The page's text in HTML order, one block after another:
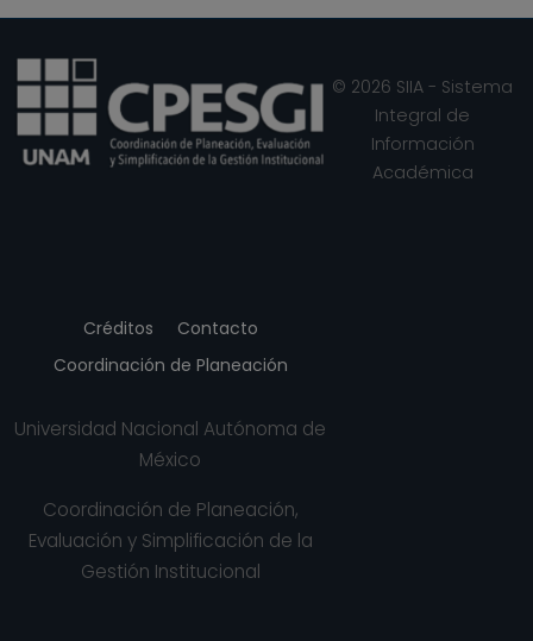
Créditos
Contacto
Coordinación de Planeación
Universidad Nacional Autónoma de
México
Coordinación de Planeación,
Evaluación y Simplificación de la
Gestión Institucional
© 2026 SIIA - Sistema
Integral de
Información
Académica